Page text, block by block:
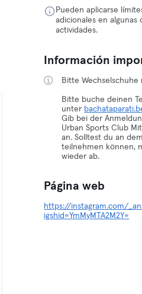
Pueden aplicarse
adicionales en algunas
actividades.
Información
Bitte Wechselschuhe
Bitte buche deinen
unter
Gib bei der
Urban Sports Club
an. Solltest du an
teilnehmen können,
wieder ab.
Página web
https://instagram.com/
igshid=YmMyMTA2M2Y=